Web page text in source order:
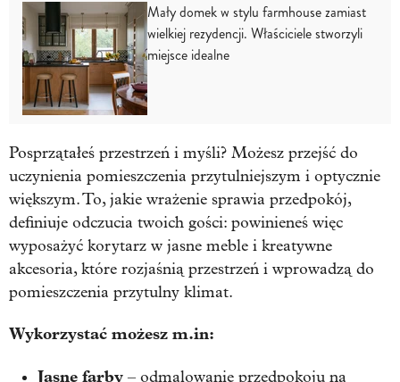
Mały domek w stylu farmhouse zamiast
wielkiej rezydencji. Właściciele stworzyli
miejsce idealne
Posprzątałeś przestrzeń i myśli? Możesz przejść do
uczynienia pomieszczenia przytulniejszym i optycznie
większym. To, jakie wrażenie sprawia przedpokój,
definiuje odczucia twoich gości: powinieneś więc
wyposażyć korytarz w jasne meble i kreatywne
akcesoria, które rozjaśnią przestrzeń i wprowadzą do
pomieszczenia przytulny klimat.
Wykorzystać możesz m.in:
Jasne farby – odmalowanie przedpokoju na